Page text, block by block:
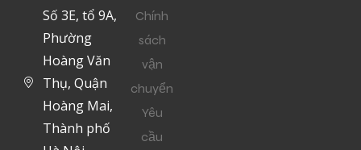
Số 3E, tổ 9A,
Phường
Hoàng Văn
Thụ, Quận
Hoàng Mai,
Thành phố
Chính
sách
vận
chuyển
Yêu
cầu